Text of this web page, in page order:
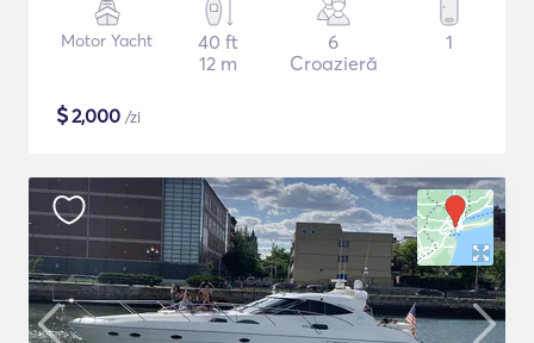
Motor Yacht
40 ft
12 m
6
Croazieră
1
$2,000 /zi